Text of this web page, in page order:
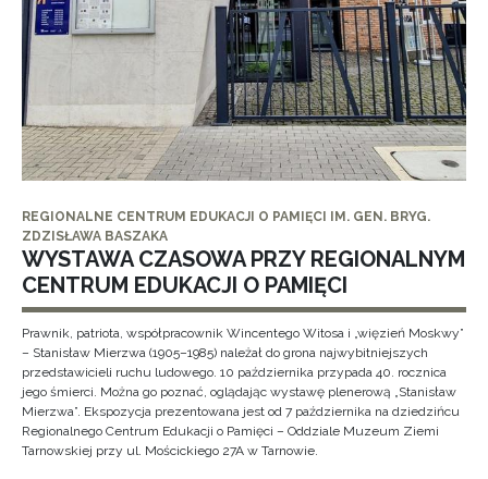
REGIONALNE CENTRUM EDUKACJI O PAMIĘCI IM. GEN. BRYG.
ZDZISŁAWA BASZAKA
WYSTAWA CZASOWA PRZY REGIONALNYM
CENTRUM EDUKACJI O PAMIĘCI
Prawnik, patriota, współpracownik Wincentego Witosa i „więzień Moskwy”
– Stanisław Mierzwa (1905–1985) należał do grona najwybitniejszych
przedstawicieli ruchu ludowego. 10 października przypada 40. rocznica
jego śmierci. Można go poznać, oglądając wystawę plenerową „Stanisław
Mierzwa”. Ekspozycja prezentowana jest od 7 października na dziedzińcu
Regionalnego Centrum Edukacji o Pamięci – Oddziale Muzeum Ziemi
Tarnowskiej przy ul. Mościckiego 27A w Tarnowie.